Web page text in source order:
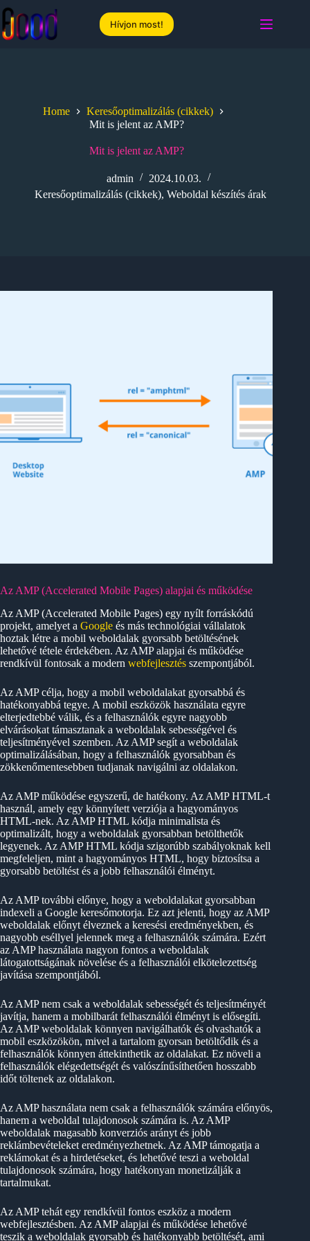
Skip
content
Hívjon most!
Home
Keresőoptimalizálás (cikkek)
Mit is jelent az AMP?
Mit is jelent az AMP?
admin
2024.10.03.
Keresőoptimalizálás (cikkek), Weboldal készítés árak
Az AMP (Accelerated Mobile Pages) alapjai és működése
Az AMP (Accelerated Mobile Pages) egy nyílt forráskódú
projekt, amelyet a Google és más technológiai vállalatok
hoztak létre a mobil weboldalak gyorsabb betöltésének
lehetővé tétele érdekében. Az AMP alapjai és működése
rendkívül fontosak a modern webfejlesztés szempontjából.
Az AMP célja, hogy a mobil weboldalakat gyorsabbá és
hatékonyabbá tegye. A mobil eszközök használata egyre
elterjedtebbé válik, és a felhasználók egyre nagyobb
elvárásokat támasztanak a weboldalak sebességével és
teljesítményével szemben. Az AMP segít a weboldalak
optimalizálásában, hogy a felhasználók gyorsabban és
zökkenőmentesebben tudjanak navigálni az oldalakon.
Az AMP működése egyszerű, de hatékony. Az AMP HTML-t
használ, amely egy könnyített verziója a hagyományos
HTML-nek. Az AMP HTML kódja minimalista és
optimalizált, hogy a weboldalak gyorsabban betölthetők
legyenek. Az AMP HTML kódja szigorúbb szabályoknak kell
megfeleljen, mint a hagyományos HTML, hogy biztosítsa a
gyorsabb betöltést és a jobb felhasználói élményt.
Az AMP további előnye, hogy a weboldalakat gyorsabban
indexeli a Google keresőmotorja. Ez azt jelenti, hogy az AMP
weboldalak előnyt élveznek a keresési eredményekben, és
nagyobb eséllyel jelennek meg a felhasználók számára. Ezért
az AMP használata nagyon fontos a weboldalak
látogatottságának növelése és a felhasználói elkötelezettség
javítása szempontjából.
Az AMP nem csak a weboldalak sebességét és teljesítményét
javítja, hanem a mobilbarát felhasználói élményt is elősegíti.
Az AMP weboldalak könnyen navigálhatók és olvashatók a
mobil eszközökön, mivel a tartalom gyorsan betöltődik és a
felhasználók könnyen áttekinthetik az oldalakat. Ez növeli a
felhasználók elégedettségét és valószínűsíthetően hosszabb
időt töltenek az oldalakon.
Az AMP használata nem csak a felhasználók számára előnyös,
hanem a weboldal tulajdonosok számára is. Az AMP
weboldalak magasabb konverziós arányt és jobb
reklámbevételeket eredményezhetnek. Az AMP támogatja a
reklámokat és a hirdetéseket, és lehetővé teszi a weboldal
tulajdonosok számára, hogy hatékonyan monetizálják a
tartalmukat.
Az AMP tehát egy rendkívül fontos eszköz a modern
webfejlesztésben. Az AMP alapjai és működése lehetővé
teszik a weboldalak gyorsabb és hatékonyabb betöltését, ami